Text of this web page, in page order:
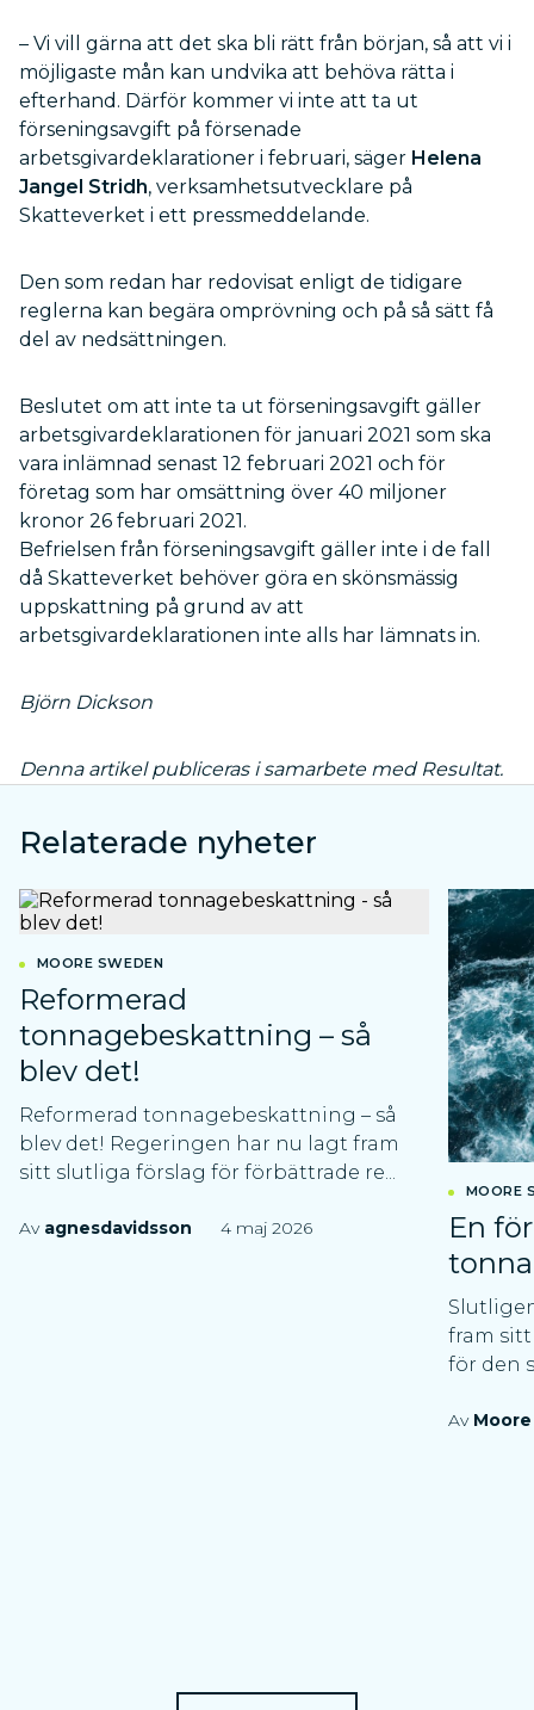
– Vi vill gärna att det ska bli rätt från början, så att vi i
möjligaste mån kan undvika att behöva rätta i
efterhand. Därför kommer vi inte att ta ut
förseningsavgift på försenade
arbetsgivardeklarationer i februari, säger Helena
Jangel Stridh, verksamhetsutvecklare på
Skatteverket i ett pressmeddelande.
Den som redan har redovisat enligt de tidigare
reglerna kan begära omprövning och på så sätt få
del av nedsättningen.
Beslutet om att inte ta ut förseningsavgift gäller
arbetsgivardeklarationen för januari 2021 som ska
vara inlämnad senast 12 februari 2021 och för
företag som har omsättning över 40 miljoner
kronor 26 februari 2021.
Befrielsen från förseningsavgift gäller inte i de fall
då Skatteverket behöver göra en skönsmässig
uppskattning på grund av att
arbetsgivardeklarationen inte alls har lämnats in.
Björn Dickson
Denna artikel publiceras i samarbete med Resultat.
Relaterade nyheter
MOORE SWEDEN
Reformerad
tonnagebeskattning – så
blev det!
Reformerad tonnagebeskattning – så
blev det! Regeringen har nu lagt fram
sitt slutliga förslag för förbättrade re...
Av agnesdavidsson 4 maj 2026
MOORE
En
fram
för den
Av